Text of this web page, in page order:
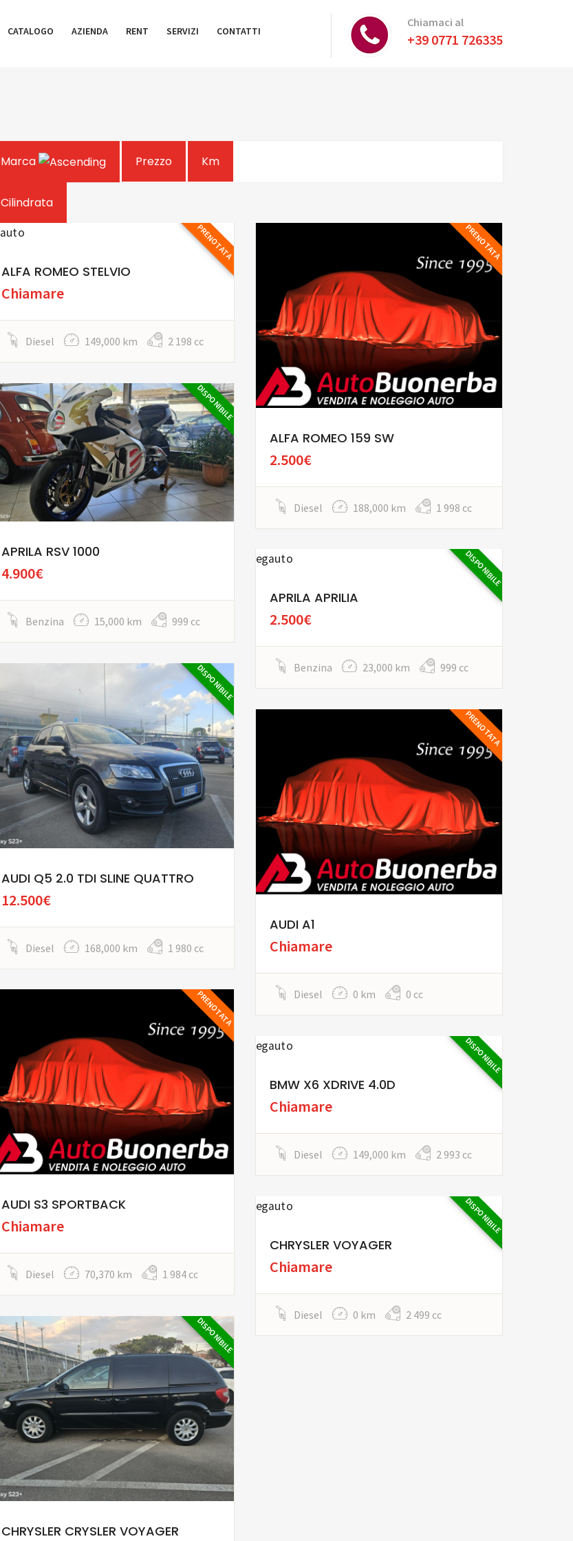
CATALOGO AZIENDA RENT SERVIZI CONTATTI
Chiamaci al
+39 0771 726335
Marca Prezzo Km
Cilindrata
PRENOTATA
ALFA ROMEO STELVIO
Chiamare
Diesel 149,000 km 2 198 cc
PRENOTATA
ALFA ROMEO 159 SW
2.500€
Diesel 188,000 km 1 998 cc
DISPONIBILE
APRILA RSV 1000
4.900€
Benzina 15,000 km 999 cc
DISPONIBILE
APRILA APRILIA
2.500€
Benzina 23,000 km 999 cc
DISPONIBILE
AUDI Q5 2.0 TDI SLINE QUATTRO
12.500€
Diesel 168,000 km 1 980 cc
PRENOTATA
AUDI A1
Chiamare
Diesel 0 km 0 cc
PRENOTATA
AUDI S3 SPORTBACK
Chiamare
Diesel 70,370 km 1 984 cc
DISPONIBILE
BMW X6 XDRIVE 4.0D
Chiamare
Diesel 149,000 km 2 993 cc
DISPONIBILE
CHRYSLER VOYAGER
Chiamare
Diesel 0 km 2 499 cc
DISPONIBILE
CHRYSLER CRYSLER VOYAGER